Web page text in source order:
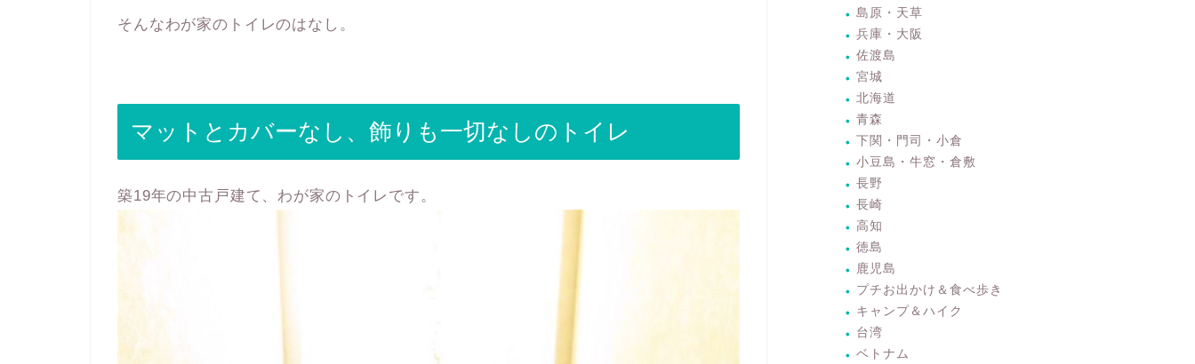
そんなわが家のトイレのはなし。
マットとカバーなし、飾りも一切なしのトイレ
築19年の中古戸建て、わが家のトイレです。
島原・天草
兵庫・大阪
佐渡島
宮城
北海道
青森
下関・門司・小倉
小豆島・牛窓・倉敷
長野
長崎
高知
徳島
鹿児島
プチお出かけ＆食べ歩き
キャンプ＆ハイク
台湾
ベトナム